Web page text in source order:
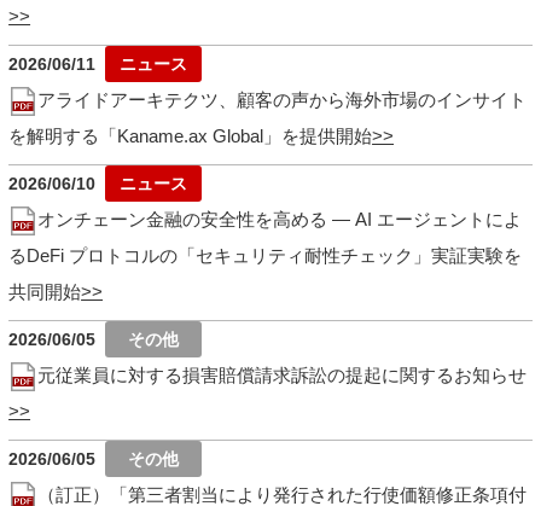
2026/06/11
アライドアーキテクツ、顧客の声から海外市場のインサイト
を解明する「Kaname.ax Global」を提供開始
2026/06/10
オンチェーン金融の安全性を高める ― AI エージェントによ
るDeFi プロトコルの「セキュリティ耐性チェック」実証実験を
共同開始
2026/06/05
元従業員に対する損害賠償請求訴訟の提起に関するお知らせ
2026/06/05
（訂正）「第三者割当により発行された行使価額修正条項付